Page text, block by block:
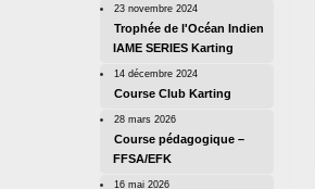
23 novembre 2024
Trophée de l'Océan Indien
IAME SERIES Karting
14 décembre 2024
Course Club Karting
28 mars 2026
Course pédagogique –
FFSA/EFK
16 mai 2026